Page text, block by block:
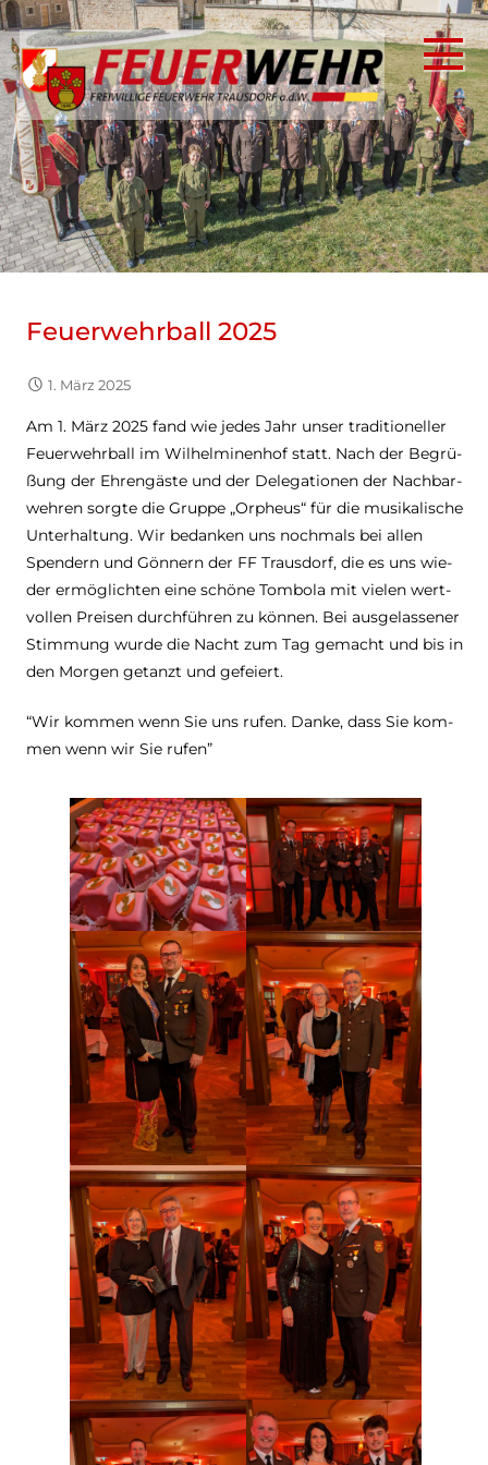
Zum
Inhalt
springen
Freiwillige Feuerwehr
Trausdorf an der Wulka
Helfen in Not ist unser Gebot!
Feu­er­wehr­ball 2025
1. März 2025
Am 1. März 2025 fand wie jedes Jahr unser tra­di­tio­nel­ler
Feu­er­wehr­ball im Wil­hel­mi­nen­hof statt. Nach der Begrü­
ßung der Ehren­gäste und der Dele­ga­tio­nen der Nach­bar­
weh­ren sorgte die Gruppe „Orpheus“ für die musi­ka­li­sche
Unter­hal­tung. Wir bedan­ken uns noch­mals bei allen
Spen­dern und Gön­nern der FF Traus­dorf, die es uns wie­
der ermög­lich­ten eine schöne Tom­bola mit vie­len wert­
vol­len Prei­sen durch­füh­ren zu kön­nen. Bei aus­ge­las­se­ner
Stim­mung wurde die Nacht zum Tag gemacht und bis in
den Mor­gen getanzt und gefeiert.
“Wir kom­men wenn Sie uns rufen. Danke, dass Sie kom­
men wenn wir Sie rufen”